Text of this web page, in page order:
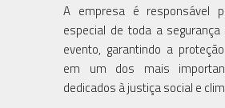
A empresa é responsável
especial de toda a
evento, garantindo a
em um dos mais
dedicados à justiça social e